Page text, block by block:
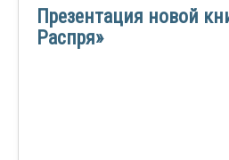
Презентация новой
Распря»